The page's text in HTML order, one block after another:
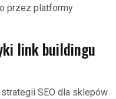
przez platformy
link buildingu
SEO dla sklepów